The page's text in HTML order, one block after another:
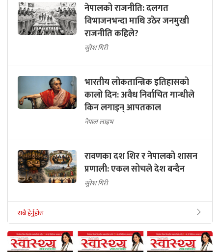
नेपालको राजनीति: दलगत
विभाजनभन्दा माथि उठेर जनमुखी
राजनीति कहिले?
सुरेश गिरी
भारतीय लोकतान्त्रिक इतिहासको
कालो दिन: अवैध निर्वाचित गान्धीले
किन लगाइन् आपतकाल
नेपाल लाइभ
रावणका दश शिर र नेपालको शासन
प्रणाली: एकल सोचले देश बन्दैन
सुरेश गिरी
सबै हेर्नुहोस